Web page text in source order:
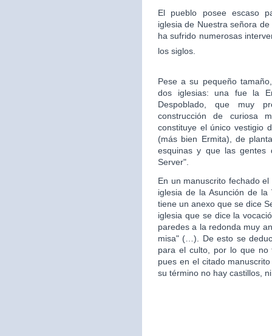
El pueblo posee escaso
iglesia de Nuestra señora
ha sufrido numerosas
los siglos.
Pese a su pequeño
dos iglesias: una fue la
Despoblado, que muy
construcción de curiosa
constituye el único vestigio
(más bien Ermita), de
esquinas y que las gentes
Server".
En un manuscrito fechado
iglesia de la Asunción de
tiene un anexo que se dice
iglesia que se dice la
paredes a la redonda muy
misa" (…). De esto se
para el culto, por lo que no
pues en el citado
su término no hay castillos,